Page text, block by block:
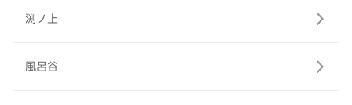
渕ノ上
風呂谷